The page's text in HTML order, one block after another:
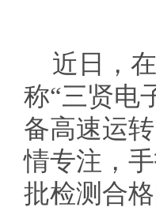
近日，
称“三贤电
备高速运
情专注，
批检测合